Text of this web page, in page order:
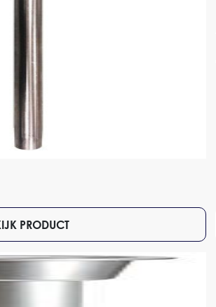
PRODUCT